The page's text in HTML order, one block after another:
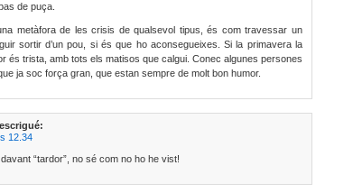
de puça.
metàfora de les crisis de qualsevol tipus, és com travessar un
sortir d’un pou, si és que ho aconsegueixes. Si la primavera la
és trista, amb tots els matisos que calgui. Conec algunes persones
ja soc força gran, que estan sempre de molt bon humor.
escrigué:
12.34
davant “tardor”, no sé com no ho he vist!